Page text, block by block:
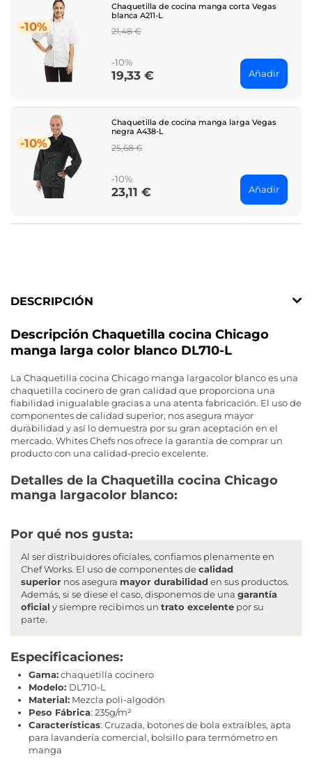
-10%
Chaquetilla de cocina manga corta Vegas
blanca A211-L
Regular
21,48 €
-10%
Price
19,33 € Añadir
-10%
Chaquetilla de cocina manga larga Vegas
negra A438-L
Regular
25,68 €
-10%
Price
23,11 € Añadir
DESCRIPCIÓN
Descripción Chaquetilla cocina Chicago
manga larga color blanco DL710-L
La Chaquetilla cocina Chicago manga largacolor blanco es una
chaquetilla cocinero de gran calidad que proporciona una
fiabilidad inigualable gracias a una atenta fabricación. El uso de
componentes de calidad superior, nos asegura mayor
durabilidad y así lo demuestra por su gran aceptación en el
mercado. Whites Chefs nos ofrece la garantía de comprar un
producto con una calidad-precio excelente.
Detalles de la Chaquetilla cocina Chicago
manga largacolor blanco:
Por qué nos gusta:
Al ser distribuidores oficiales, confiamos plenamente en
Chef Works. El uso de componentes decalidad
superior nos asegura mayor durabilidad en sus productos.
Además, si se diese el caso, disponemos de una garantía
oficial y siempre recibimos un trato excelente por su
parte.
Especificaciones:
Gama:chaquetilla cocinero
Modelo: DL710-L
Material: Mezcla poli-algodón
Peso Fábrica: 235g/m²
Características: Cruzada, botones de bola extraíbles, apta
para lavandería comercial, bolsillo para termómetro en
manga